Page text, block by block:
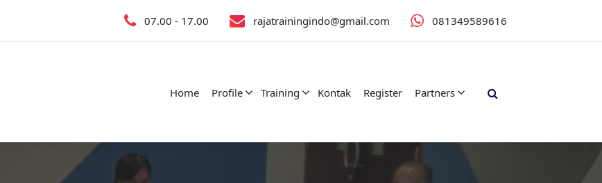
07.00 - 17.00 rajatrainingindo@gmail.com 081349589616
Home Profile Training Kontak Register Partners